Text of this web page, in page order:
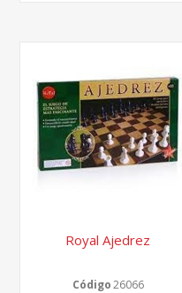
Royal Ajedrez
Código26066